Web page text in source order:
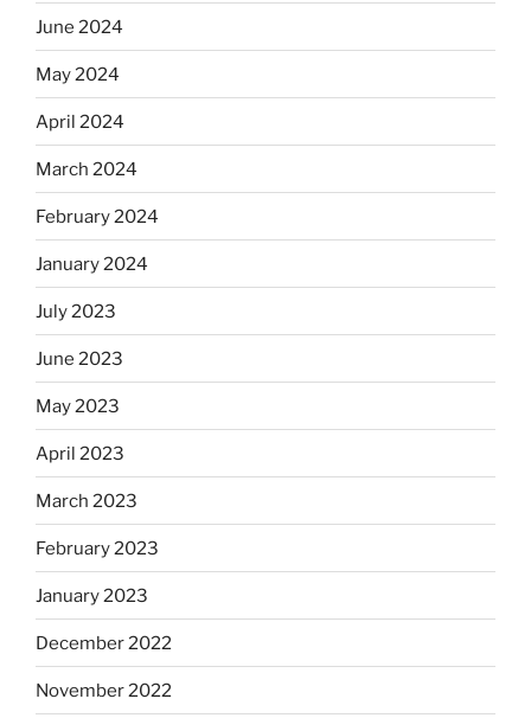
June 2024
May 2024
April 2024
March 2024
February 2024
January 2024
July 2023
June 2023
May 2023
April 2023
March 2023
February 2023
January 2023
December 2022
November 2022